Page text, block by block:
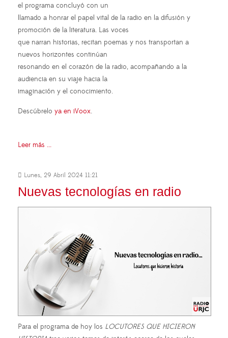
el programa concluyó con un
llamado a honrar el papel vital de la radio en la difusión y
promoción de la literatura. Las voces
que narran historias, recitan poemas y nos transportan a
nuevos horizontes continúan
resonando en el corazón de la radio, acompañando a la
audiencia en su viaje hacia la
imaginación y el conocimiento.
Descúbrelo ya en iVoox.
Leer más ...
Lunes, 29 Abril 2024 11:21
Nuevas tecnologías en radio
Para el programa de hoy los LOCUTORES QUE HICIERON